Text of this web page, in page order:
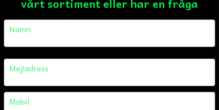
nameNamn
email
Mejladress
phone
Mobil